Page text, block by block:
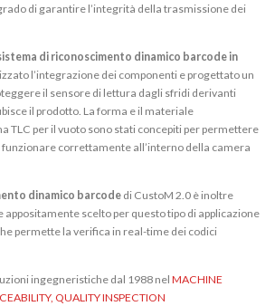
di garantire l’integrità della trasmissione dei
di riconoscimento dinamico barcode in
l’integrazione dei componenti e progettato un
il sensore di lettura dagli sfridi derivanti
il prodotto. La forma e il materiale
TLC per il vuoto sono stati concepiti per permettere
correttamente all’interno della camera
dinamico barcode di CustoM 2.0 è inoltre
scelto per questo tipo di applicazione
permette la verifica in real-time dei codici
ingegneristiche dal 1988 nel MACHINE
QUALITY INSPECTION